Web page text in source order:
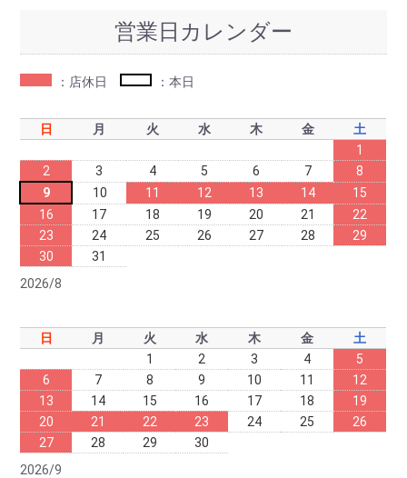
営業日カレンダー
：店休日 ：本日
2026/8
日 月 火 水 木 金
土
1
2
3 4 5 6 7
8
9
10 11 12 13 14
15
16
17 18 19 20 21
22
23
24 25 26 27 28
29
30
31
2026/9
日 月 火 水 木 金
土
1
2 3 4
5
6
7 8 9 10 11
12
13
14 15 16 17 18
19
20
21 22 23 24 25
26
27
28 29 30